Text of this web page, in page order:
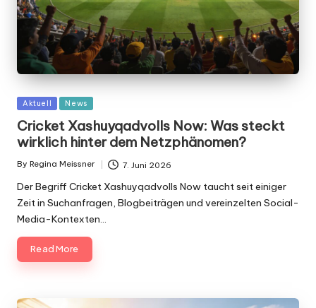
Posted
Aktuell News
Cricket Xashuyqadvolls Now: Was steckt
wirklich hinter dem Netzphänomen?
Posted
By Regina Meissner 7. Juni 2026
Der Begriff Cricket Xashuyqadvolls Now taucht seit einiger
Zeit in Suchanfragen, Blogbeiträgen und vereinzelten Social-
Media-Kontexten…
Read More